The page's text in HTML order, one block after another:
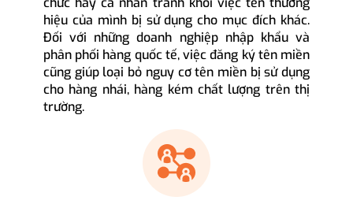
hiệu của mình bị sử dụng cho mục đích khác.
Đối với những doanh nghiệp nhập khẩu và
phân phối hàng quốc tế, việc đăng ký tên miền
cũng giúp loại bỏ nguy cơ tên miền bị sử dụng
cho hàng nhái, hàng kém chất lượng trên thị
trường.